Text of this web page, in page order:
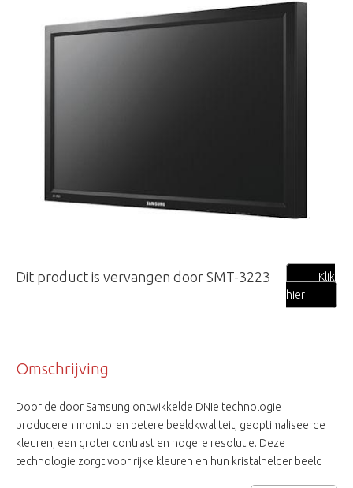
Dit product is vervangen door SMT-3223
Klik
hier
Omschrijving
Door de door Samsung ontwikkelde DNIe technologie
produceren monitoren betere beeldkwaliteit, geoptimaliseerde
kleuren, een groter contrast en hogere resolutie. Deze
technologie zorgt voor rijke kleuren en hun kristalhelder beeld